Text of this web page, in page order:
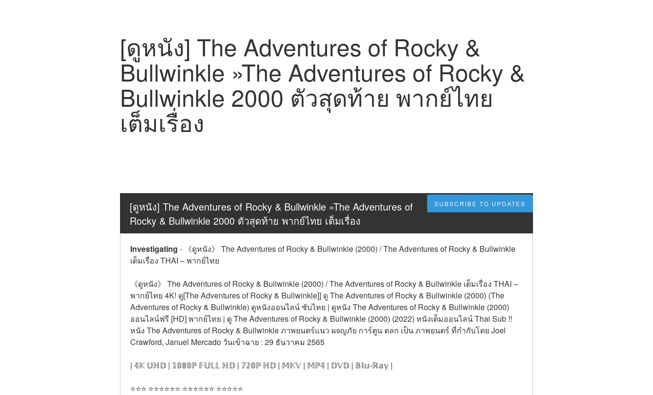
[ดูหนัง] The Adventures of Rocky &
Bullwinkle »The Adventures of Rocky &
Bullwinkle 2000 ตัวสุดท้าย พากย์ไทย
เต็มเรื่อง
SUBSCRIBE TO UPDATES
[ดูหนัง] The Adventures of Rocky & Bullwinkle »The Adventures of
Rocky & Bullwinkle 2000 ตัวสุดท้าย พากย์ไทย เต็มเรื่อง
Subscribe
Investigating - 《ดูหนัง》 The Adventures of Rocky & Bullwinkle (2000) / The Adventures of Rocky & Bullwinkle
เต็มเรื่อง THAI – พากย์ไทย
《ดูหนัง》 The Adventures of Rocky & Bullwinkle (2000) / The Adventures of Rocky & Bullwinkle เต็มเรื่อง THAI –
พากย์ไทย 4K! ดู[The Adventures of Rocky & Bullwinkle]] ดู The Adventures of Rocky & Bullwinkle (2000) (The
Adventures of Rocky & Bullwinkle) ดูหนังออนไลน์ ซับไทย | ดูหนัง The Adventures of Rocky & Bullwinkle (2000)
ออนไลน์ฟรี [HD] พากย์ไทย | ดู The Adventures of Rocky & Bullwinkle (2000) (2022) หนังเต็มออนไลน์ Thai Sub !!
หนัง The Adventures of Rocky & Bullwinkle ภาพยนตร์แนว ผจญภัย การ์ตูน ตลก เป็น ภาพยนตร์ ที่กำกับโดย Joel
Crawford, Januel Mercado วันเข้าฉาย : 29 ธันวาคม 2565
| 𝟜𝕂 𝕌ℍ𝔻 | 𝟙𝟘𝟠𝟘ℙ 𝔽𝕌𝕃𝕃 ℍ𝔻 | 𝟟𝟚𝟘ℙ ℍ𝔻 | 𝕄𝕂𝕍 | 𝕄ℙ𝟜 | 𝔻𝕍𝔻 | 𝔹𝕝𝕦-ℝ𝕒𝕪 |
⭐⭐⭐ ⭐⭐⭐⭐⭐⭐ ⭐⭐⭐⭐⭐⭐ ⭐⭐⭐⭐⭐